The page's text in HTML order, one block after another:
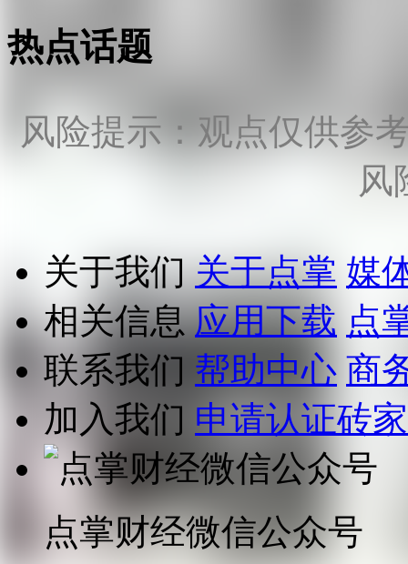
热点话题
风险提示：观点仅供参
风
关于我们 关于点掌 媒
相关信息 应用下载 点
联系我们 帮助中心 商
加入我们 申请认证砖家
点掌财经微信公众号